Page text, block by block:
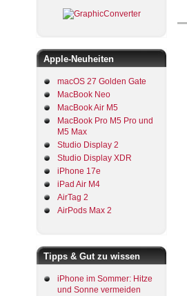
Apple-Neuheiten
macOS 27 Golden Gate
MacBook Neo
MacBook Air M5
MacBook Pro M5 Pro und
M5 Max
Studio Display 2
Studio Display XDR
iPhone 17e
iPad Air M4
AirTag 2
AirPods Max 2
Tipps & Gut zu wissen
iPhone im Sommer: Hitze
und Sonne vermeiden